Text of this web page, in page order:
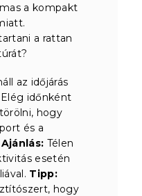
a kompakt
a rattan
az időjárás
időnként
hogy
és a
Ajánlás: Télen
esetén
Tipp:
hogy